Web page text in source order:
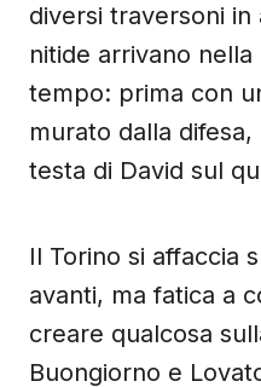
diversi traversoni in
nitide arrivano
tempo: prima con
murato dalla
testa di David sul
Il Torino si affaccia
avanti, ma fatica a
creare qualcosa
Buongiorno e